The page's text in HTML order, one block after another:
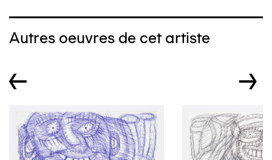
Autres oeuvres de cet artiste
← →